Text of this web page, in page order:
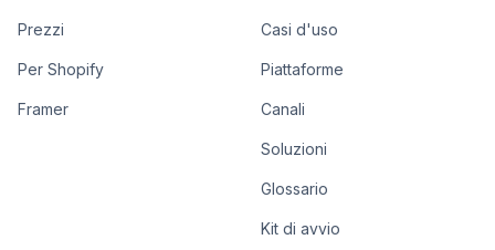
Prezzi
Per Shopify
Framer
Casi d'uso
Piattaforme
Canali
Soluzioni
Glossario
Kit di avvio